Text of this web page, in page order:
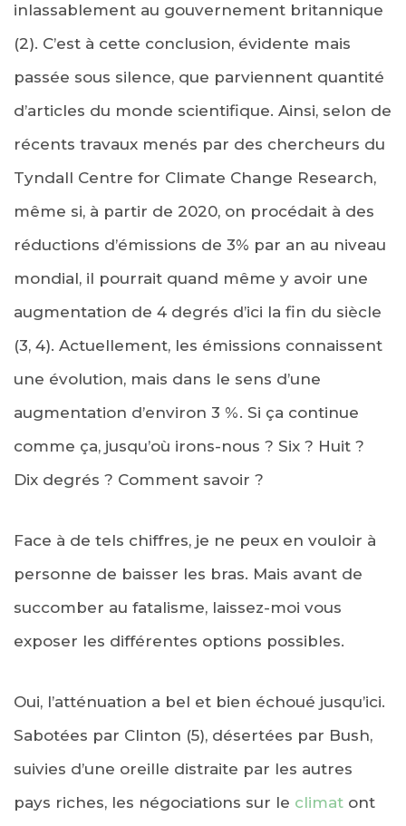
inlassablement au gouvernement britannique
(2). C’est à cette conclusion, évidente mais
passée sous silence, que parviennent quantité
d’articles du monde scientifique. Ainsi, selon de
récents travaux menés par des chercheurs du
Tyndall Centre for Climate Change Research,
même si, à partir de 2020, on procédait à des
réductions d’émissions de 3% par an au niveau
mondial, il pourrait quand même y avoir une
augmentation de 4 degrés d’ici la fin du siècle
(3, 4). Actuellement, les émissions connaissent
une évolution, mais dans le sens d’une
augmentation d’environ 3 %. Si ça continue
comme ça, jusqu’où irons-nous ? Six ? Huit ?
Dix degrés ? Comment savoir ?
Face à de tels chiffres, je ne peux en vouloir à
personne de baisser les bras. Mais avant de
succomber au fatalisme, laissez-moi vous
exposer les différentes options possibles.
Oui, l’atténuation a bel et bien échoué jusqu’ici.
Sabotées par Clinton (5), désertées par Bush,
suivies d’une oreille distraite par les autres
pays riches, les négociations sur le climat ont